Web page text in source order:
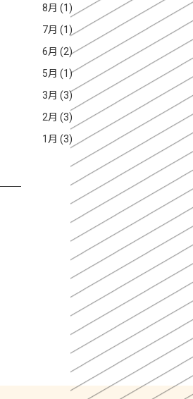
8月 (1)
7月 (1)
6月 (2)
5月 (1)
3月 (3)
2月 (3)
1月 (3)